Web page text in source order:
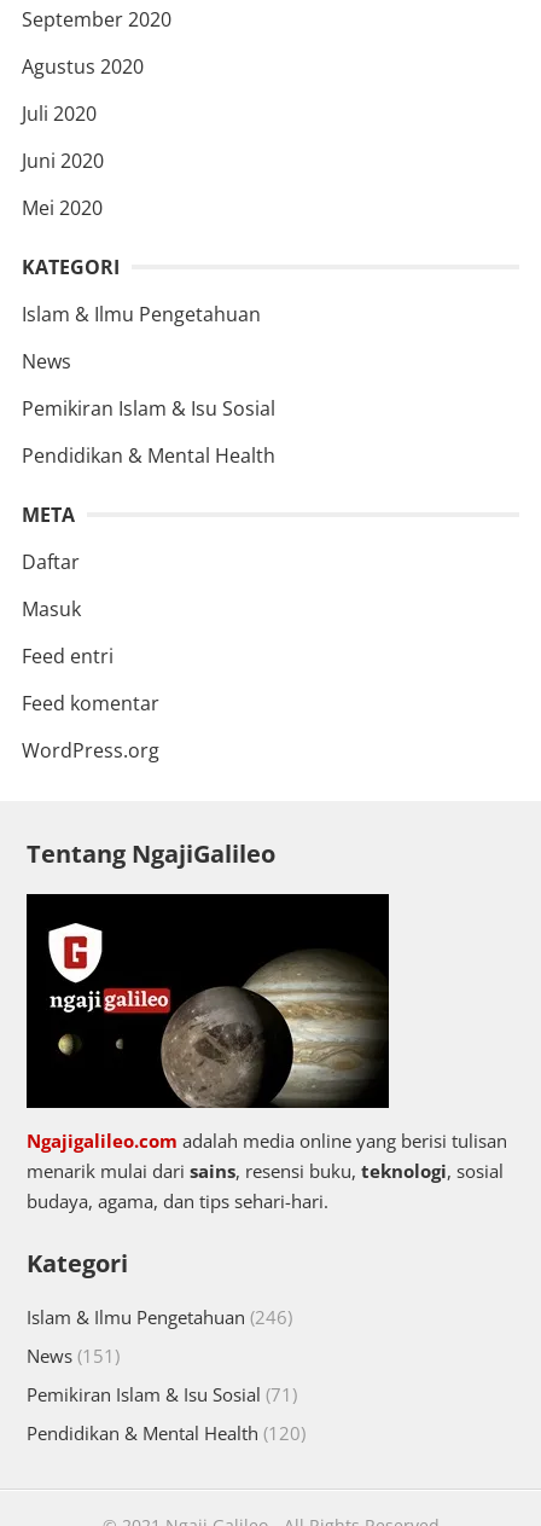
September 2020
Agustus 2020
Juli 2020
Juni 2020
Mei 2020
KATEGORI
Islam & Ilmu Pengetahuan
News
Pemikiran Islam & Isu Sosial
Pendidikan & Mental Health
META
Daftar
Masuk
Feed entri
Feed komentar
WordPress.org
Tentang NgajiGalileo
Ngajigalileo.com adalah media online yang berisi tulisan
menarik mulai dari sains, resensi buku, teknologi, sosial
budaya, agama, dan tips sehari-hari.
Kategori
Islam & Ilmu Pengetahuan (246)
News(151)
Pemikiran Islam & Isu Sosial (71)
Pendidikan & Mental Health (120)